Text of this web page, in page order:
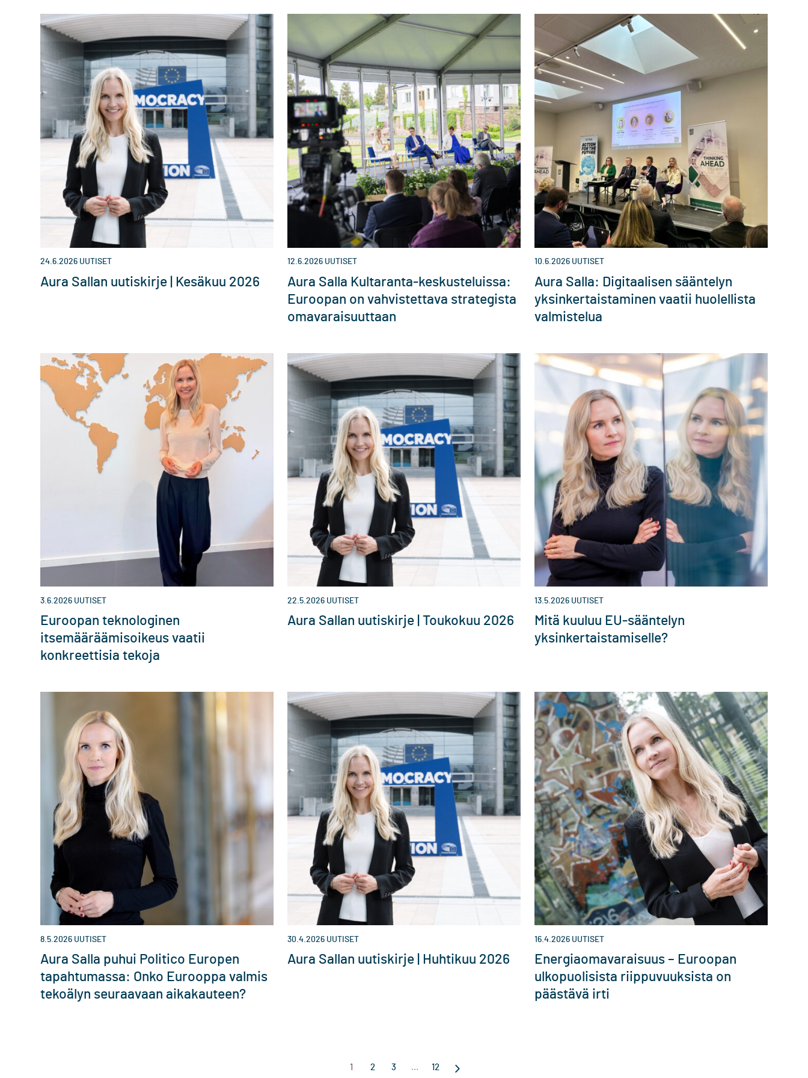
24.6.2026 UUTISET
Aura Sallan uutiskirje | Kesäkuu 2026
12.6.2026 UUTISET
Aura Salla Kultaranta-keskusteluissa:
Euroopan on vahvistettava strategista
omavaraisuuttaan
10.6.2026 UUTISET
Aura Salla: Digitaalisen sääntelyn
yksinkertaistaminen vaatii huolellista
valmistelua
3.6.2026 UUTISET
Euroopan teknologinen
itsemääräämisoikeus vaatii
konkreettisia tekoja
22.5.2026 UUTISET
Aura Sallan uutiskirje | Toukokuu 2026
13.5.2026 UUTISET
Mitä kuuluu EU-sääntelyn
yksinkertaistamiselle?
8.5.2026 UUTISET
Aura Salla puhui Politico Europen
tapahtumassa: Onko Eurooppa valmis
tekoälyn seuraavaan aikakauteen?
30.4.2026 UUTISET
Aura Sallan uutiskirje | Huhtikuu 2026
16.4.2026 UUTISET
Energiaomavaraisuus – Euroopan
ulkopuolisista riippuvuuksista on
päästävä irti
1 2 3 … 12